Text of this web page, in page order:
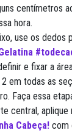
centímetros
hora.
use os dedos
e fixar a
em todas as
Faça essa
central, aplique
Cabeça! com